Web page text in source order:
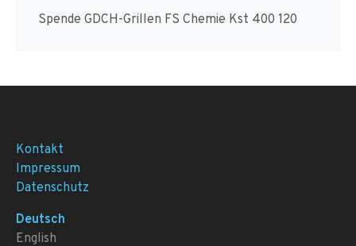
Spende GDCH-Grillen FS Chemie Kst 400 120
Kontakt
Impressum
Datenschutz
Deutsch
English